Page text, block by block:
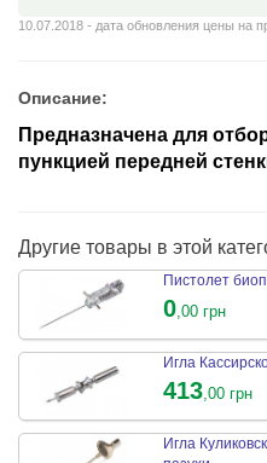
10.07.2018 - дата обновления цены на
Описание:
Предназначена для
пункцией передней
Другие товары в этой
Пистолет
0,00 грн
Игла
413 ,00 грн
Игла